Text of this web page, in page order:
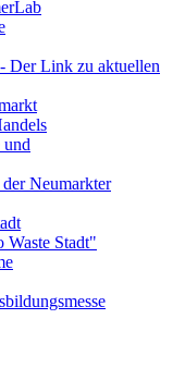
Der Link zu aktuellen
und
Neumarkter
Waste Stadt"